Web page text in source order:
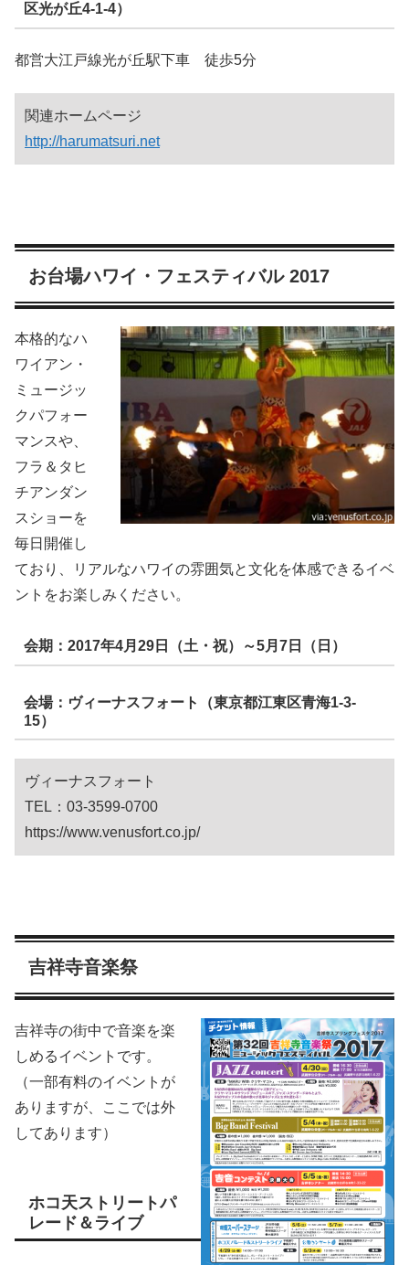
区光が丘4-1-4）
都営大江戸線光が丘駅下車 徒歩5分
関連ホームページ
http://harumatsuri.net
お台場ハワイ・フェスティバル 2017
本格的なハ
ワイアン・
ミュージッ
クパフォー
マンスや、
フラ＆タヒ
チアンダン
スショーを
毎日開催し
ており、リアルなハワイの雰囲気と文化を体感できるイベ
ントをお楽しみください。
会期：2017年4月29日（土・祝）～5月7日（日）
会場：ヴィーナスフォート（東京都江東区青海1-3-
15）
ヴィーナスフォート
TEL：03-3599-0700
https://www.venusfort.co.jp/
吉祥寺音楽祭
吉祥寺の街中で音楽を楽
しめるイベントです。
（一部有料のイベントが
ありますが、ここでは外
してあります）
ホコ天ストリートパ
レード＆ライブ